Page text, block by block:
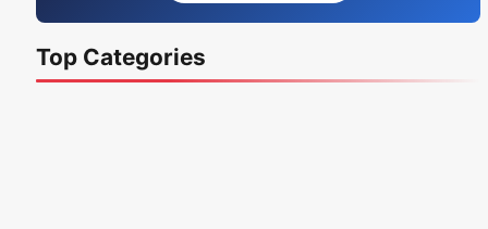
Top Categories